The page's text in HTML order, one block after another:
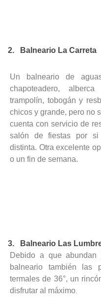
2. Balneario La Carreta
Un balneario de
chapoteadero,
trampolín, tobogán y
chicos y grande, pero no
cuenta con servicio de
salón de fiestas por si
distinta. Otra excelente
o un fin de semana.
Balneario Las
Debido a que
balneario también las
termales de 36°, un
disfrutar al máximo.